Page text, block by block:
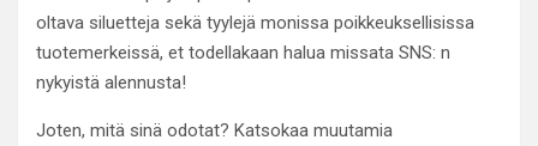
oltava siluetteja sekä tyylejä monissa poikkeuksellisissa
tuotemerkeissä, et todellakaan halua missata SNS: n
nykyistä alennusta!
Joten, mitä sinä odotat? Katsokaa muutamia